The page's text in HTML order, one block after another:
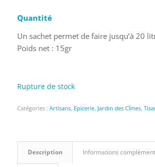
Quantité
Un sachet permet de faire jusqu’à 20
Poids net : 15gr
Rupture de stock
Catégories : Artisans, Epicerie, Jardin des Cîmes,
Description Informations